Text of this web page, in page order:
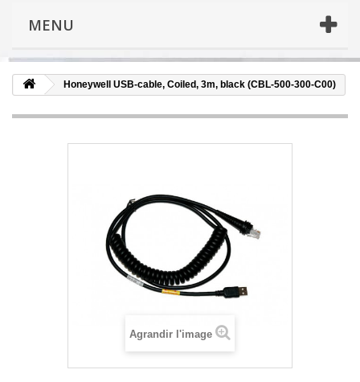
MENU
Honeywell USB-cable, Coiled, 3m, black (CBL-500-300-C00)
Agrandir l'image